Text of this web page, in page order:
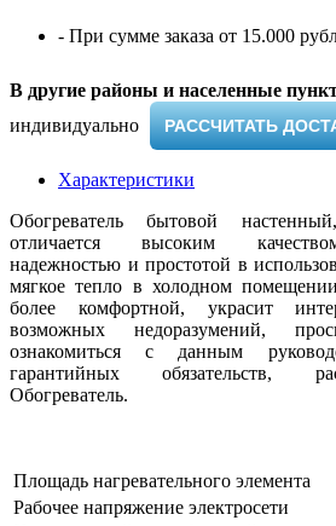
- При сумме заказа от 15.000
В другие районы и населенные
индивидуально ​
РАССЧИТАТЬ
Характеристики
Обогреватель бытовой
отличается высоким
надежностью и простотой в
мягкое тепло в холодном
более комфортной, украсит
возможных недоразумений,
ознакомиться с данным
гарантийных обязательств,
Обогреватель.
Площадь нагревательного элемента
Рабочее напряжение электросети